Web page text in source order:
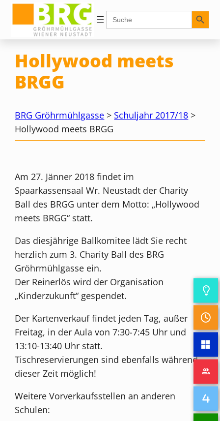
Inhalt
springen
Search
for:
Search Button
Hollywood meets
BRGG
BRG Gröhrmühlgasse > Schuljahr 2017/18 >
Hollywood meets BRGG
Am 27. Jänner 2018 findet im
Spaarkassensaal Wr. Neustadt der Charity
Ball des BRGG unter dem Motto: „Hollywood
meets BRGG“ statt.
Das diesjährige Ballkomitee lädt Sie recht
herzlich zum 3. Charity Ball des BRG
Gröhrmühlgasse ein.
Der Reinerlös wird der Organisation
„Kinderzukunft“ gespendet.
Der Kartenverkauf findet jeden Tag, außer
Freitag, in der Aula von 7:30-7:45 Uhr und
13:10-13:40 Uhr statt.
Tischreservierungen sind ebenfalls während
dieser Zeit möglich!
Weitere Vorverkaufsstellen an anderen
Schulen: